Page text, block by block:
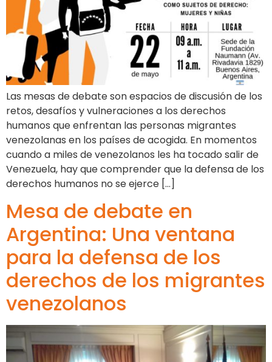
Las mesas de debate son espacios de discusión de los
retos, desafíos y vulneraciones a los derechos
humanos que enfrentan las personas migrantes
venezolanas en los países de acogida. En momentos
cuando a miles de venezolanos les ha tocado salir de
Venezuela, hay que comprender que la defensa de los
derechos humanos no se ejerce […]
Mesa de debate en
Argentina: Una ventana
para la defensa de los
derechos de los migrantes
venezolanos